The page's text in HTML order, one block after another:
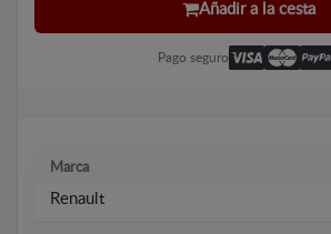
Añadir a la cesta
Pago seguro
Marca
Renault